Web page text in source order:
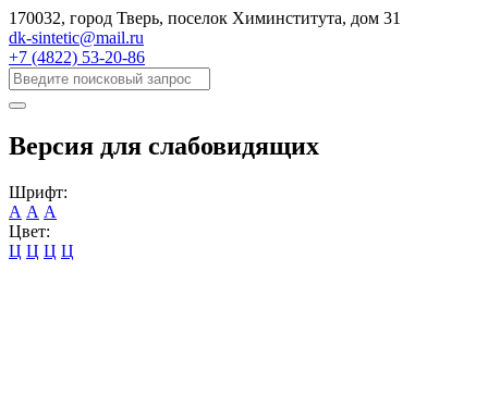
170032, город Тверь, поселок Химинститута, дом 31
dk-sintetic@mail.ru
+7 (4822) 53-20-86
Версия для слабовидящих
Шрифт:
А А А
Цвет:
Ц Ц Ц Ц